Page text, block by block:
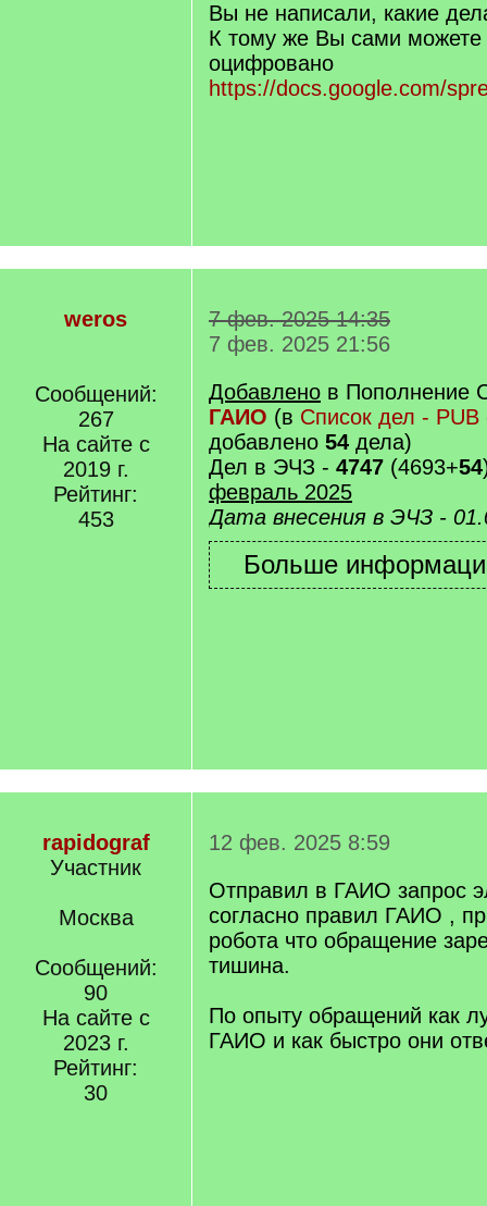
Вы не написали, какие
К тому же Вы сами можете
оцифровано
https://docs.google.com/
weros
Сообщений:
267
На сайте с
2019 г.
Рейтинг:
453
7 фев. 2025 14:35
7 фев. 2025 21:56
Добавлено в Пополнение
ГАИО (в Список дел - PUB
добавлено 54 дела)
Дел в ЭЧЗ - 4747 (4693+54
февраль 2025
Дата внесения в ЭЧЗ -
rapidograf
Участник
Москва
Сообщений:
90
На сайте с
2023 г.
Рейтинг:
30
12 фев. 2025 8:59
Отправил в ГАИО запрос
согласно правил ГАИО ,
робота что обращение
тишина.
По опыту обращений как
ГАИО и как быстро они